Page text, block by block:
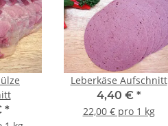
*
Leberkäse Aufschnitt
4,40 € *
22,00 € pro 1 kg